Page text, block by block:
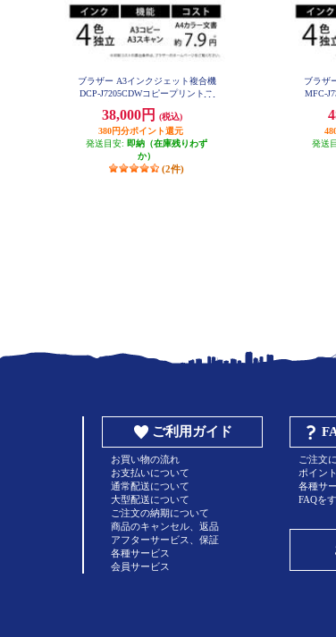
ブラザー A3インクジェット複合機
DCP-J7205CDWコピープリントス
DCP-J7205CDW
38,000円
(税込)
380円分ポイント還元
発送目安: 即納（在庫残りわず
か）
(2件)
ブラザ
MFC-
発送
ご利用ガイド
お買い物の流れ
お支払いについて
通常配送について
大型配送について
ご注文の納期について
商品のキャンセル、返品
アフターサービス、保証
各種サービス
会員サービス
ご注文
ポイン
各種サ
FAQを